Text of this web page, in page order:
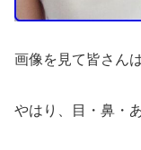
画像を見て皆さん
やはり、目・鼻・